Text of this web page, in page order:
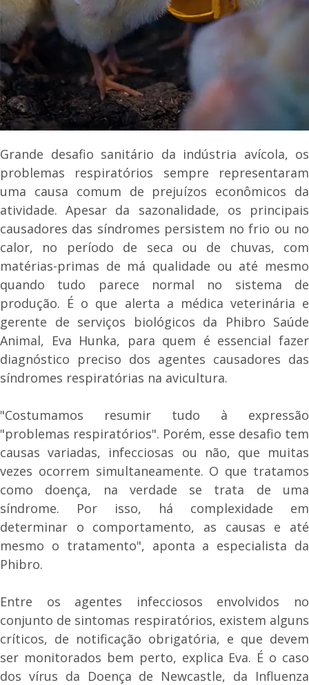
Grande desafio sanitário da indústria avícola, os
problemas respiratórios sempre representaram
uma causa comum de prejuízos econômicos da
atividade. Apesar da sazonalidade, os principais
causadores das síndromes persistem no frio ou no
calor, no período de seca ou de chuvas, com
matérias-primas de má qualidade ou até mesmo
quando tudo parece normal no sistema de
produção. É o que alerta a médica veterinária e
gerente de serviços biológicos da Phibro Saúde
Animal, Eva Hunka, para quem é essencial fazer
diagnóstico preciso dos agentes causadores das
síndromes respiratórias na avicultura.
"Costumamos resumir tudo à expressão
"problemas respiratórios". Porém, esse desafio tem
causas variadas, infecciosas ou não, que muitas
vezes ocorrem simultaneamente. O que tratamos
como doença, na verdade se trata de uma
síndrome. Por isso, há complexidade em
determinar o comportamento, as causas e até
mesmo o tratamento", aponta a especialista da
Phibro.
Entre os agentes infecciosos envolvidos no
conjunto de sintomas respiratórios, existem alguns
críticos, de notificação obrigatória, e que devem
ser monitorados bem perto, explica Eva. É o caso
dos vírus da Doença de Newcastle, da Influenza